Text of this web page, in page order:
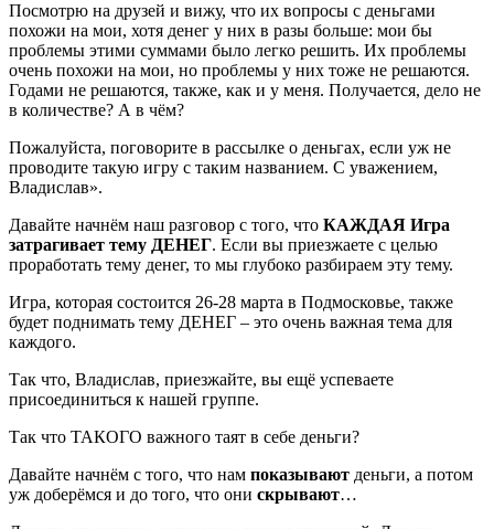
Посмотрю на друзей и вижу, что их вопросы с деньгами
похожи на мои, хотя денег у них в разы больше: мои бы
проблемы этими суммами было легко решить. Их проблемы
очень похожи на мои, но проблемы у них тоже не решаются.
Годами не решаются, также, как и у меня. Получается, дело не
в количестве? А в чём?
Пожалуйста, поговорите в рассылке о деньгах, если уж не
проводите такую игру с таким названием. С уважением,
Владислав».
Давайте начнём наш разговор с того, что КАЖДАЯ Игра
затрагивает тему ДЕНЕГ. Если вы приезжаете с целью
проработать тему денег, то мы глубоко разбираем эту тему.
Игра, которая состоится 26-28 марта в Подмосковье, также
будет поднимать тему ДЕНЕГ – это очень важная тема для
каждого.
Так что, Владислав, приезжайте, вы ещё успеваете
присоединиться к нашей группе.
Так что ТАКОГО важного таят в себе деньги?
Давайте начнём с того, что нам показывают деньги, а потом
уж доберёмся и до того, что они скрывают…